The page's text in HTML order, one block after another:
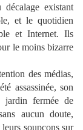
existant
et le quotidien
et Internet. Ils
le moins bizarre
des médias,
assassinée, son
jardin fermée de
aucun doute,
soupçons sur